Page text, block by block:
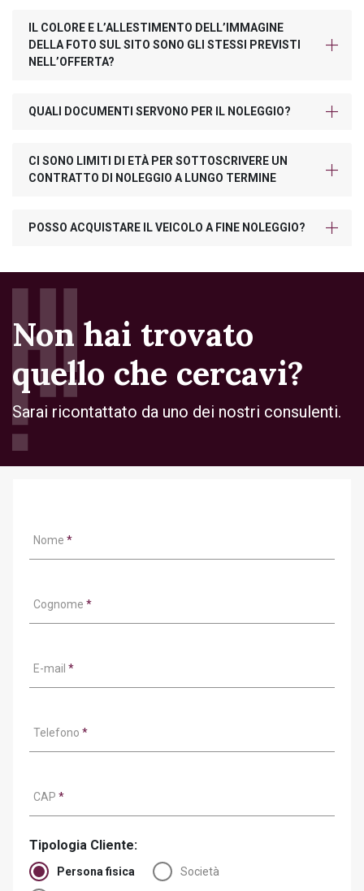
IL COLORE E L’ALLESTIMENTO DELL’IMMAGINE
DELLA FOTO SUL SITO SONO GLI STESSI PREVISTI
NELL’OFFERTA?
QUALI DOCUMENTI SERVONO PER IL NOLEGGIO?
CI SONO LIMITI DI ETÀ PER SOTTOSCRIVERE UN
CONTRATTO DI NOLEGGIO A LUNGO TERMINE
POSSO ACQUISTARE IL VEICOLO A FINE NOLEGGIO?
Non hai trovato
quello che cercavi?
Sarai ricontattato da uno dei nostri consulenti.
Nome *
Cognome *
E-mail *
Telefono *
CAP *
Tipologia Cliente:
Persona fisica Società